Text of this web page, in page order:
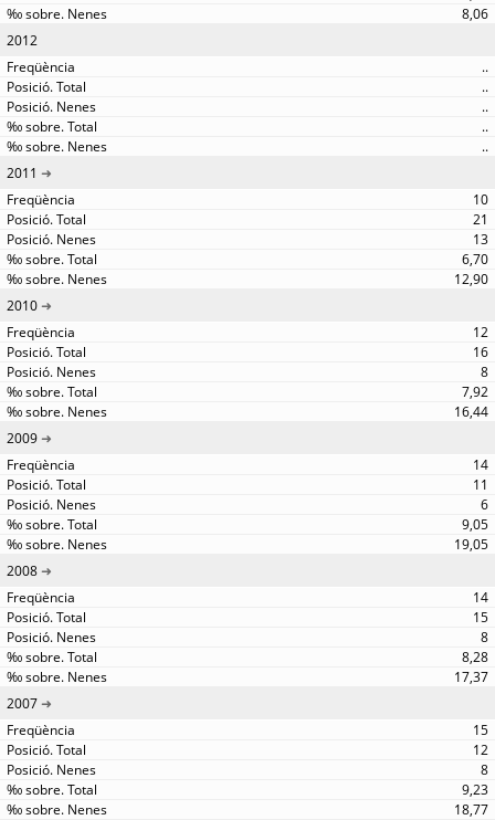
8,06
2012
..
..
..
..
..
2011
10
21
13
6,70
12,90
2010
12
16
8
7,92
16,44
2009
14
11
6
9,05
19,05
2008
14
15
8
8,28
17,37
2007
15
12
8
9,23
18,77